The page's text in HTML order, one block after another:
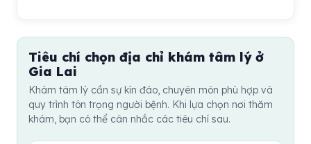
khám diễn ra nhẹ nhàng hơn và bác sĩ dễ đánh giá
hướng hỗ trợ phù hợp.
thuốc có thể gây lệ thuộc, buồn ngủ quá mức, tương
tác với bệnh nền hoặc làm che lấp triệu chứng quan
trọng. Nếu tình trạng mất ngủ, lo âu hoặc trầm buồn
kéo dài, bạn nên đi khám để được đánh giá nguyên
nhân và hướng xử lý phù hợp.
Tiêu chí chọn địa chỉ khám tâm lý ở
Gia Lai
Khám tâm lý cần sự kín đáo, chuyên môn phù hợp và
quy trình tôn trọng người bệnh. Khi lựa chọn nơi thăm
khám, bạn có thể cân nhắc các tiêu chí sau.